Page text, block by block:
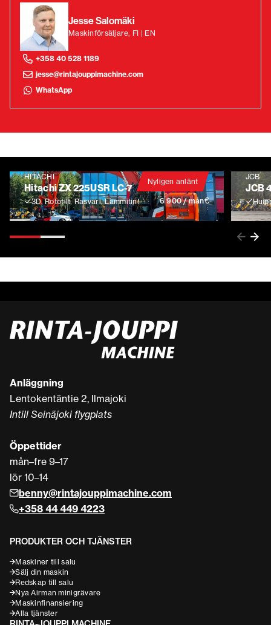
Jesse Salomäki
Maskinförsäljare, FI | EN
+358 40 528 1189
jesse@rintajouppimachine.com
WhatsApp
Nyligen anlänt
HITACHI
Hitachi ZX 225USR LC-7
3D, Rototilt, Rasvari, Lämmitin! 6 900 / mån€
JCB
JCB
Anläggning
Lentokentäntie 2, Ilmajoki
Intill Seinäjoki flygplats
Öppettider
mån–fre 9–17
lör 10–14
benny@rintajouppimachine.com
+358 44 449 4223
PRODUKTER OCH TJÄNSTER
Maskiner till salu
Sälj din maskin
Redskap till salu
Nya Airman minigrävare
Maskinfinansiering
Alla tjänster